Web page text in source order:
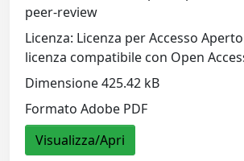
peer-review
Licenza: Licenza per Accesso
licenza compatibile con Open
Dimensione 425.42 kB
Formato Adobe PDF
Visualizza/Apri